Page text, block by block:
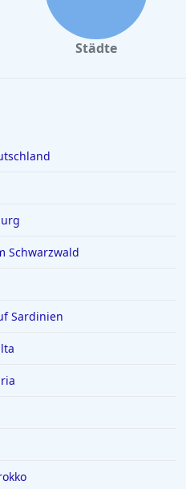
der Höhe
Städte
Schwarzwald
Sardinien